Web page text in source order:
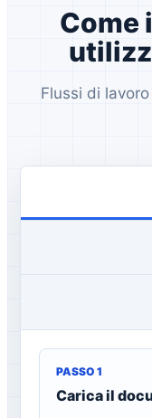
Come
Flussi di
PASSO 1
Carica il